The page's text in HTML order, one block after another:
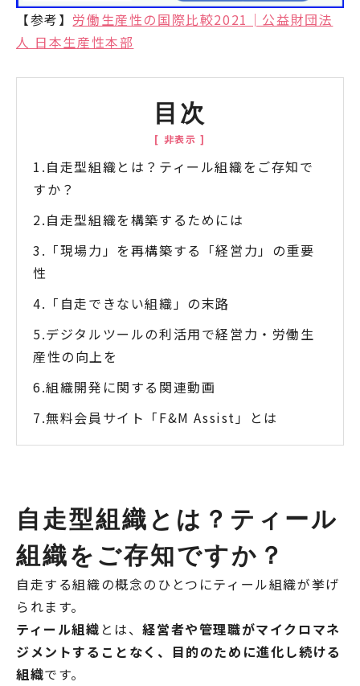
【参考】 労働生産性の国際比較2021│公益財団法
人 日本生産性本部
目次
自走型組織とは？ティール組織をご存知で
すか？
自走型組織を構築するためには
「現場力」を再構築する「経営力」の重要
性
「自走できない組織」の末路
デジタルツールの利活用で経営力・労働生
産性の向上を
組織開発に関する関連動画
無料会員サイト「F&M Assist」とは
自走型組織とは？ティール
組織をご存知ですか？
自走する組織の概念のひとつにティール組織が挙げ
られます。
ティール組織 とは、経営者や管理職がマイクロマネ
ジメントすることなく、目的のために進化し続ける
組織です。